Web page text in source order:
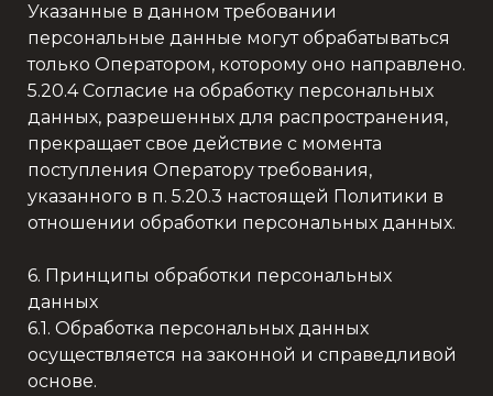
Указанные в данном требовании
персональные данные могут обрабатываться
только Оператором, которому оно направлено.
5.20.4 Согласие на обработку персональных
данных, разрешенных для распространения,
прекращает свое действие с момента
поступления Оператору требования,
указанного в п. 5.20.3 настоящей Политики в
отношении обработки персональных данных.
6. Принципы обработки персональных
данных
6.1. Обработка персональных данных
осуществляется на законной и справедливой
основе.